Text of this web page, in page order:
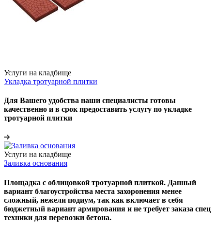
Услуги на кладбище
Укладка тротуарной плитки
Для Вашего удобства наши специалисты готовы
качественно и в срок предоставить услугу по укладке
тротуарной плитки
Услуги на кладбище
Заливка основания
Площадка с облицовкой тротуарной плиткой. Данный
вариант благоустройства места захоронения менее
сложный, нежели подиум, так как включает в себя
бюджетный вариант армирования и не требует заказа спец
техники для перевозки бетона.